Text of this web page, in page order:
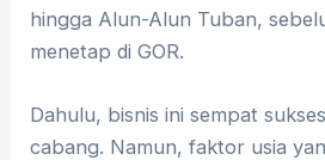
hingga Alun-Alun Tuban,
menetap di GOR.
Dahulu, bisnis ini sempat
cabang. Namun, faktor usia